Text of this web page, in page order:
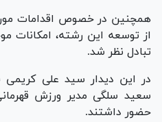
همچنین در خصوص اقدامات
از توسعه این رشته، امکانات
تبادل نظر شد.
در این دیدار سید علی
سعید سلگی مدیر ورزش
حضور داشتند.